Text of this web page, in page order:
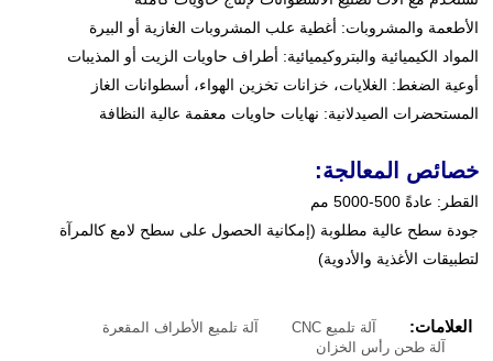
الأطعمة والمشروبات: أغطية علب المشروبات الغازية أو البيرة
المواد الكيميائية والبتروكيميائية: أطراف حاويات الزيت أو المذيبات
أوعية الضغط: الغلايات، خزانات تخزين الهواء، أسطوانات الغاز
المستحضرات الصيدلانية: نهايات حاويات معقمة عالية النظافة
خصائص المعالجة:
القطر: عادةً 500-5000 مم
جودة سطح عالية مطلوبة (إمكانية الحصول على سطح لامع كالمرآة
لتطبيقات الأغذية والأدوية)
العلامات: آلة تلميع CNC
آلة تلميع الأطراف المقعرة
آلة طحن رأس الخزان